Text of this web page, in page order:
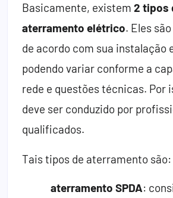
Basicamente, existem 2 tipos
aterramento elétrico. Eles
de acordo com sua instalação
podendo variar conforme a
rede e questões técnicas. Por
deve ser conduzido por
qualificados.
Tais tipos de aterramento são:
aterramento SPDA: